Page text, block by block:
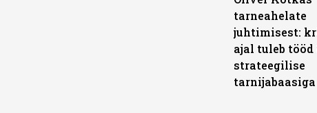
tarneahelate
juhtimisest:
ajal tuleb tööd
strateegilise
tarnijabaasiga